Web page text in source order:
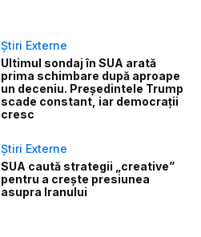
Știri Externe
Ultimul sondaj în SUA arată
prima schimbare după aproape
un deceniu. Președintele Trump
scade constant, iar democrații
cresc
Știri Externe
SUA caută strategii „creative”
pentru a crește presiunea
asupra Iranului